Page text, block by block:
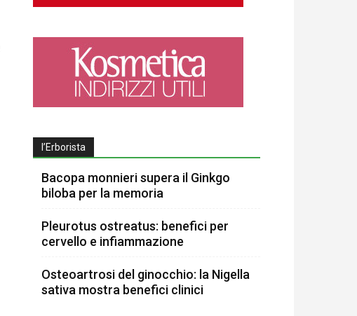
l’Erborista
Bacopa monnieri supera il Ginkgo
biloba per la memoria
Pleurotus ostreatus: benefici per
cervello e infiammazione
Osteoartrosi del ginocchio: la Nigella
sativa mostra benefici clinici